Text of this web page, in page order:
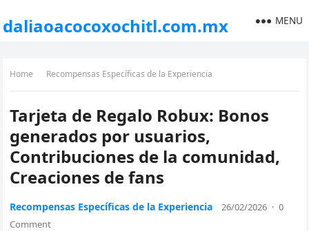
daliaoacocoxochitl.com.mx MENU
Home Recompensas Específicas de la Experiencia
Tarjeta de Regalo Robux: Bonos
generados por usuarios,
Contribuciones de la comunidad,
Creaciones de fans
Recompensas Específicas de la Experiencia 26/02/2026 · 0
Comment